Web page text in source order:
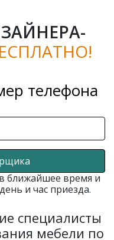
телефона
ближайшее время и
и час приезда.
специалисты
мебели по